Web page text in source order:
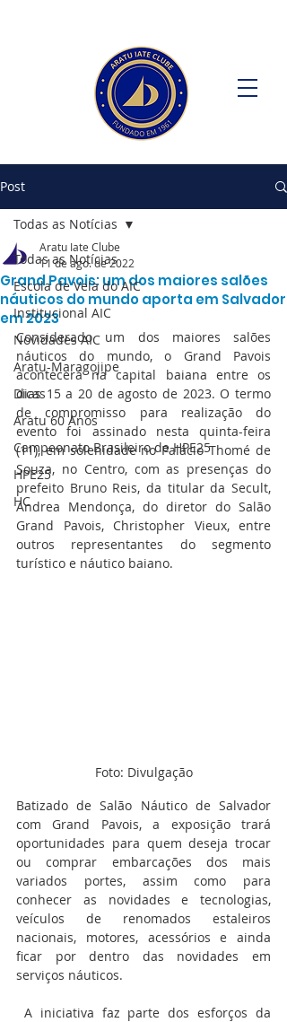
Post
Todas as Notícias
Escola de Vela do AIC
Institucional AIC
Novidades AIC
Aratu-Maragojipe
Dicas
Aratu 60 Anos
Campeonato Brasileiro de HPE25
HPE25
HC
Todas as Notícias
Grand Pavois: um dos maiores salões
náuticos do mundo aporta em Salvador
em 2023
Aratu Iate Clube
11 de ago. de 2022
Considerado um dos maiores salões
náuticos do mundo, o Grand Pavois
acontecerá na capital baiana entre os
dias 15 a 20 de agosto de 2023. O termo
de compromisso para realização do
evento foi assinado nesta quinta-feira
(11), em solenidade no Palácio Thomé de
Souza, no Centro, com as presenças do
prefeito Bruno Reis, da titular da Secult,
Andrea Mendonça, do diretor do Salão
Grand Pavois, Christopher Vieux, entre
outros representantes do segmento
turístico e náutico baiano.
Foto: Divulgação
Batizado de Salão Náutico de Salvador
com Grand Pavois, a exposição trará
oportunidades para quem deseja trocar
ou comprar embarcações dos mais
variados portes, assim como para
conhecer as novidades e tecnologias,
veículos de renomados estaleiros
nacionais, motores, acessórios e ainda
ficar por dentro das novidades em
serviços náuticos.